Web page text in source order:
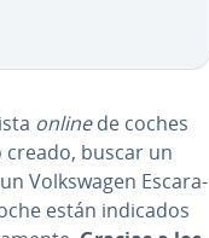
onlinede coches
creado, buscar un
Vo­l­k­s­wa­gen Es­ca­ra­
están indicados